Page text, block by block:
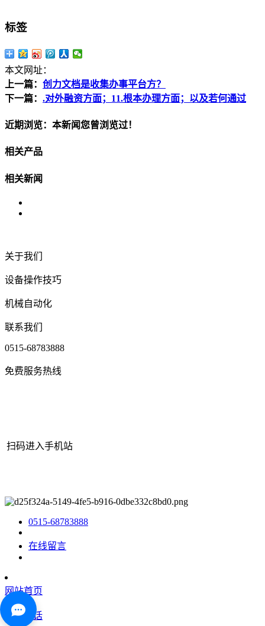
标签
本文网址：
上一篇： 创力文档是收集办事平台方？
下一篇： .对外融资方面；11.根本办理方面；以及若何通过
近期浏览：本新闻您曾浏览过！
相关产品
相关新闻
关于我们
设备操作技巧
机械自动化
联系我们
0515-68783888
免费服务热线
扫码进入手机站
0515-68783888
在线留言
网站首页
咨询电话